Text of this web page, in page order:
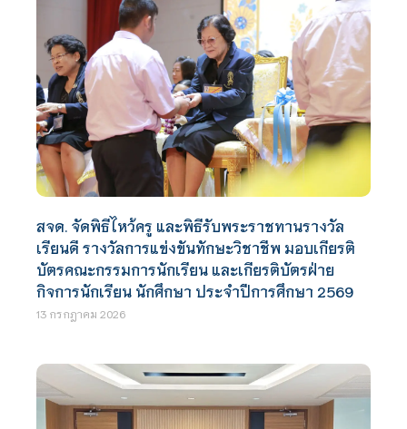
สจด. จัดพิธีไหว้ครู และพิธีรับพระราชทานรางวัล
เรียนดี รางวัลการแข่งขันทักษะวิชาชีพ มอบเกียรติ
บัตรคณะกรรมการนักเรียน และเกียรติบัตรฝ่าย
กิจการนักเรียน นักศึกษา ประจำปีการศึกษา 2569
13 กรกฎาคม 2026